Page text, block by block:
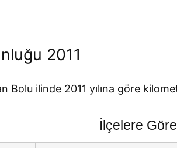
2011
Bolu ilinde 2011 yılına göre
İlçelere